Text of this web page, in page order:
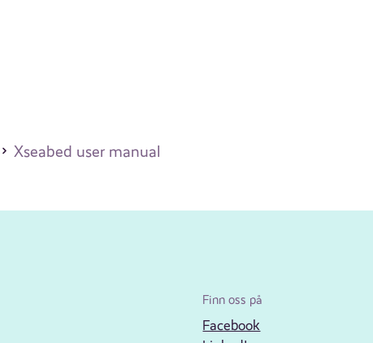
Xseabed user manual
Finn oss på
Facebook